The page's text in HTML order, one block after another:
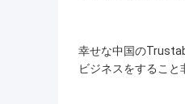
幸せな中国の
ビジネスをすること